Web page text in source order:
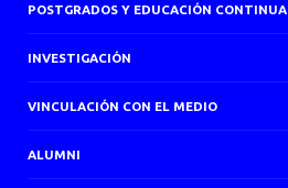
POSTGRADOS Y EDUCACIÓN CONTINUA
INVESTIGACIÓN
VINCULACIÓN CON EL MEDIO
ALUMNI